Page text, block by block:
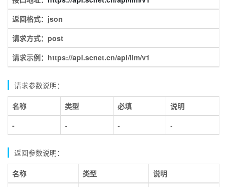
返回格式：json
请求方式：post
请求示例：https://api.scnet.cn/api/llm/v1
请求参数说明：
名称 类型 必填
说明
-
- - -
返回参数说明：
名称 类型
说明